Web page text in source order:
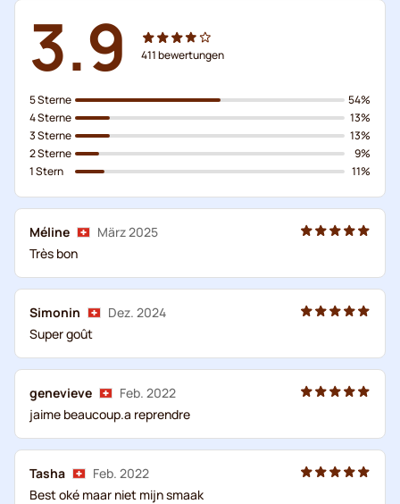
3.9 411bewertungen
5 Sterne
4 Sterne
3 Sterne
2 Sterne
1 Stern
54%
13%
13%
9%
11%
Méline
März 2025
Très bon
Simonin
Dez. 2024
Super goût
genevieve
Feb. 2022
jaime beaucoup.a reprendre
Tasha
Feb. 2022
Best oké maar niet mijn smaak